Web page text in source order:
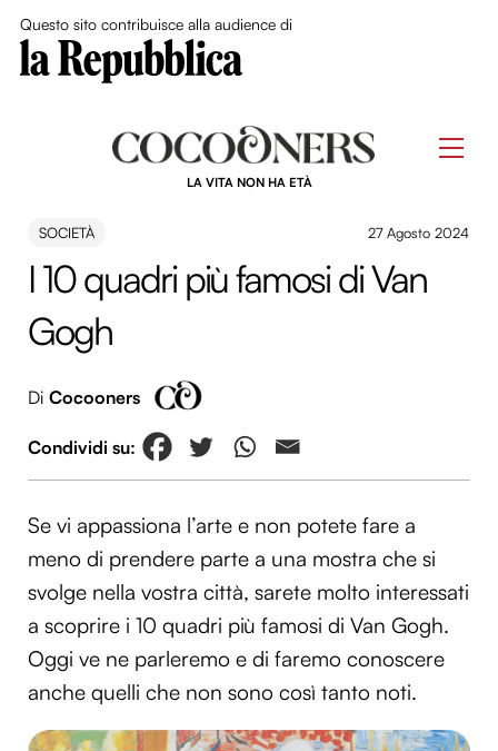
Questo sito contribuisce alla audience di
LA VITA NON HA ETÀ
SOCIETÀ 27 Agosto 2024
I 10 quadri più famosi di Van
Gogh
Di Cocooners
Se vi appassiona l’arte e non potete fare a
meno di prendere parte a una mostra che si
svolge nella vostra città, sarete molto interessati
a scoprire i 10 quadri più famosi di Van Gogh.
Oggi ve ne parleremo e di faremo conoscere
anche quelli che non sono così tanto noti.